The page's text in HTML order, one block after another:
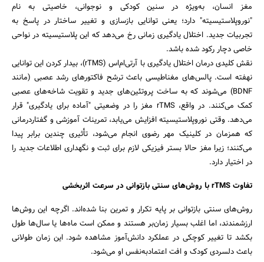
مغز انسان، به‌ویژه در سنین کودکی و نوجوانی، خاصیتی به نام
"نوروپلاستیسیته" دارد؛ یعنی توانایی بازسازی و تغییر ساختار در پاسخ به
تجربیات جدید. اختلال یادگیری زمانی رخ می‌دهد که این پلاستیسیته در نواحی
خاصی دچار رکود شده باشد.
نقش کلیدی درمان اختلال یادگیری با آرتی‌ام‌اس (rTMS)، بیدار کردن این توانایی
نهفته است. پالس‌های مغناطیسی باعث ترشح فاکتورهای رشد عصبی (مانند
BDNF) می‌شوند که به ساخت پروتئین‌های جدید و تقویت شاخه‌های عصبی
کمک می‌کنند. در واقع، rTMS مغز را در وضعیتی "آماده برای یادگیری" قرار
می‌دهد. وقتی نوروپلاستیسیته افزایش می‌یابد، تمرینات آموزشی و گفتاردرمانی
که همزمان در کلینیک مهر رضوی انجام می‌شود، تأثیری چندین برابر پیدا
می‌کنند؛ زیرا مغز حالا بستر فیزیکی لازم برای ثبت و نگهداری اطلاعات جدید را
در اختیار دارد.
تفاوت rTMS با روش‌های سنتی بازتوانی در سرعت اثربخشی
روش‌های سنتی بازتوانی بر پایه تکرار و تمرین بنا شده‌اند. اگرچه این روش‌ها
ارزشمندند، اما اغلب بسیار زمان‌بر هستند و ممکن است ماه‌ها یا سال‌ها طول
بکشد تا تغییر کوچکی در عملکرد دانش‌آموز مشاهده شود. این زمان طولانی
باعث دلسردی کودک و افت اعتمادبه‌نفس او می‌شود.